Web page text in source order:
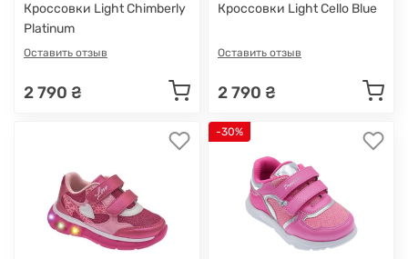
Кроссовки Light Chimberly
Platinum
Оставить отзыв
2 790 ₴
Кроссовки Light Cello Blue
Оставить отзыв
2 790 ₴
-30%